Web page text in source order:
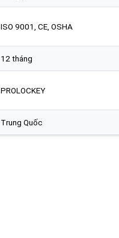
ISO 9001, CE, OSHA
12 tháng
PROLOCKEY
Trung Quốc